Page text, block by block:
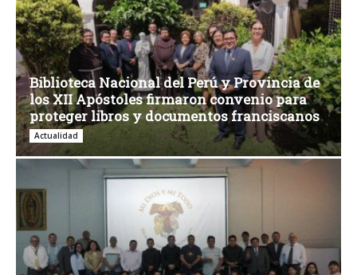
Biblioteca Nacional del Perú y Provincia de
los XII Apóstoles firmaron convenio para
proteger libros y documentos franciscanos
Actualidad